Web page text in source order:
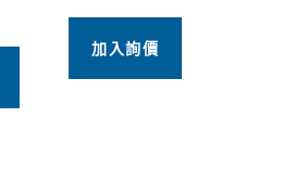
加入詢價